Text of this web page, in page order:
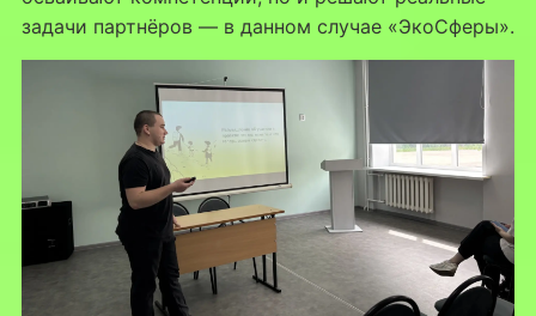
задачи партнёров — в данном случае «ЭкоСферы».